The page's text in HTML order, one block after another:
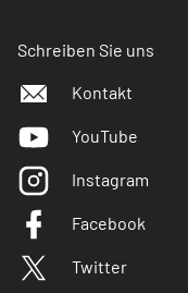
Schreiben Sie uns
Kontakt
YouTube
Instagram
Facebook
Twitter